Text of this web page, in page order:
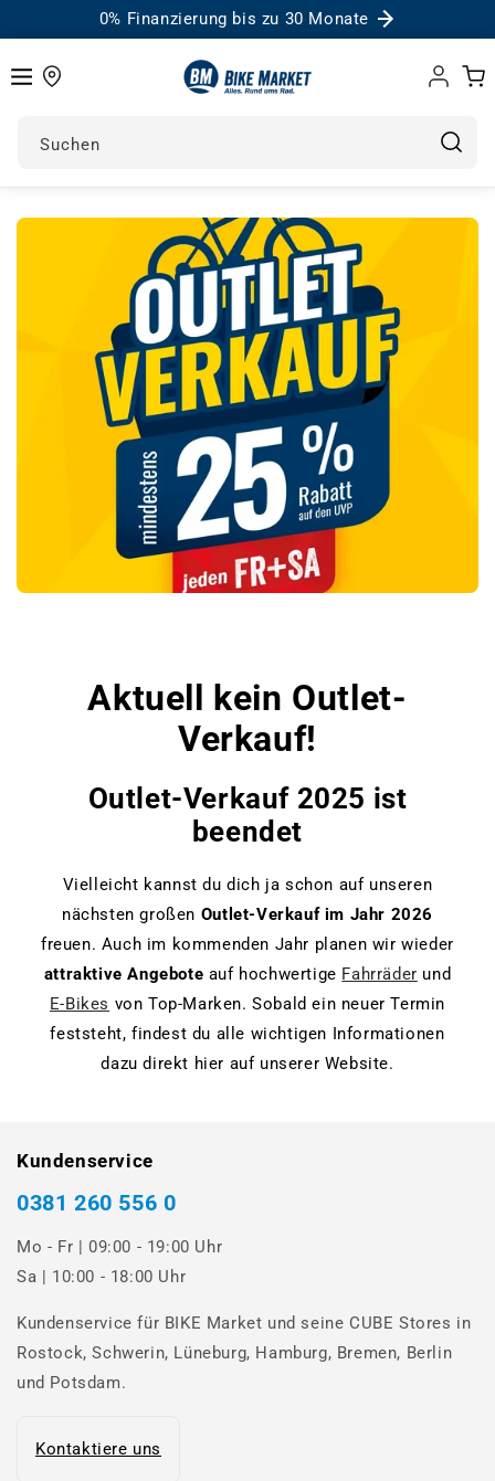
0% Finanzierung bis zu 30 Monate
Suchen
Einloggen
Aktuell kein Outlet-
Verkauf!
Outlet-Verkauf 2025 ist
beendet
Vielleicht kannst du dich ja schon auf unseren
nächsten großen Outlet-Verkauf im Jahr 2026
freuen. Auch im kommenden Jahr planen wir wieder
attraktive Angebote auf hochwertige Fahrräder und
E-Bikes von Top-Marken. Sobald ein neuer Termin
feststeht, findest du alle wichtigen Informationen
dazu direkt hier auf unserer Website.
Kundenservice
0381 260 556 0
Mo - Fr | 09:00 - 19:00 Uhr
Sa | 10:00 - 18:00 Uhr
Kundenservice für BIKE Market und seine CUBE Stores in
Rostock, Schwerin, Lüneburg, Hamburg, Bremen, Berlin
und Potsdam.
Kontaktiere uns